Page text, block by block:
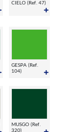
CIELO (Ref. 47)
GESPA (Ref.
104)
MUSGO (Ref.
320)